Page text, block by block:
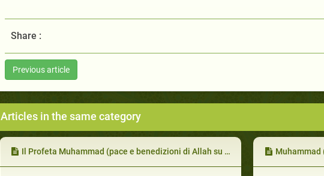
Share :
Previous article
Articles in the same category
Il Profeta Muhammad (pace e benedizioni di Allah su di lui) Con la Propria Famiglia Muhammad (pace e